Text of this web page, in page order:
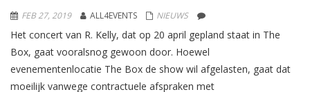
FEB 27, 2019 ALL4EVENTS NIEUWS
Het concert van R. Kelly, dat op 20 april gepland staat in The
Box, gaat vooralsnog gewoon door. Hoewel
evenementenlocatie The Box de show wil afgelasten, gaat dat
moeilijk vanwege contractuele afspraken met